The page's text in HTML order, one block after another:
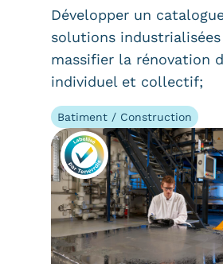
Développer un
solutions
massifier la rénovation
individuel et collectif;
Batiment / Construction